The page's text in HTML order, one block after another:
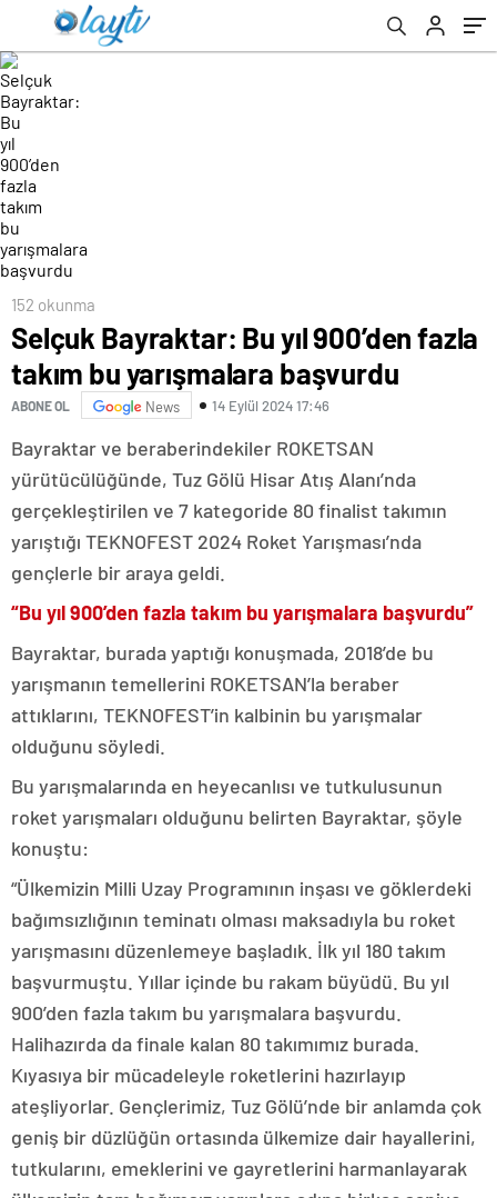
152 okunma
Selçuk Bayraktar: Bu yıl 900’den fazla
takım bu yarışmalara başvurdu
ABONE OL News 14 Eylül 2024 17:46
Bayraktar ve beraberindekiler ROKETSAN
yürütücülüğünde, Tuz Gölü Hisar Atış Alanı’nda
gerçekleştirilen ve 7 kategoride 80 finalist takımın
yarıştığı TEKNOFEST 2024 Roket Yarışması’nda
gençlerle bir araya geldi.
“Bu yıl 900’den fazla takım bu yarışmalara başvurdu”
Bayraktar, burada yaptığı konuşmada, 2018’de bu
yarışmanın temellerini ROKETSAN’la beraber
attıklarını, TEKNOFEST’in kalbinin bu yarışmalar
olduğunu söyledi.
Bu yarışmalarında en heyecanlısı ve tutkulusunun
roket yarışmaları olduğunu belirten Bayraktar, şöyle
konuştu:
“Ülkemizin Milli Uzay Programının inşası ve göklerdeki
bağımsızlığının teminatı olması maksadıyla bu roket
yarışmasını düzenlemeye başladık. İlk yıl 180 takım
başvurmuştu. Yıllar içinde bu rakam büyüdü. Bu yıl
900’den fazla takım bu yarışmalara başvurdu.
Halihazırda da finale kalan 80 takımımız burada.
Kıyasıya bir mücadeleyle roketlerini hazırlayıp
ateşliyorlar. Gençlerimiz, Tuz Gölü’nde bir anlamda çok
geniş bir düzlüğün ortasında ülkemize dair hayallerini,
tutkularını, emeklerini ve gayretlerini harmanlayarak